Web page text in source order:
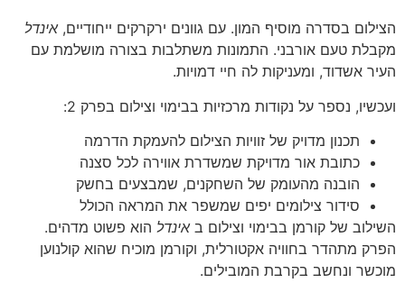
הצילום בסדרה מוסיף המון. עם גוונים ירקרקים ייחודיים,אינדל
מקבלת טעם אורבני. התמונות משתלבות בצורה מושלמת עם
העיר אשדוד, ומעניקות לה חיי דמויות.
ועכשיו, נספר על נקודות מרכזיות בבימוי וצילום בפרק 2:
תכנון מדויק של זוויות הצילום להעמקת הדרמה
כתובת אור מדויקת שמשדרת אווירה לכל סצנה
הובנה מהעומק של השחקנים, שמבצעים בחשק
סידור צילומים יפים שמשפר את המראה הכולל
השילוב של קורמן בבימוי וצילום באינדל הוא פשוט מדהים.
הפרק מתהדר בחוויה אקטורלית, וקורמן מוכיח שהוא קולנוען
מוכשר ונחשב בקרבת המובילים.